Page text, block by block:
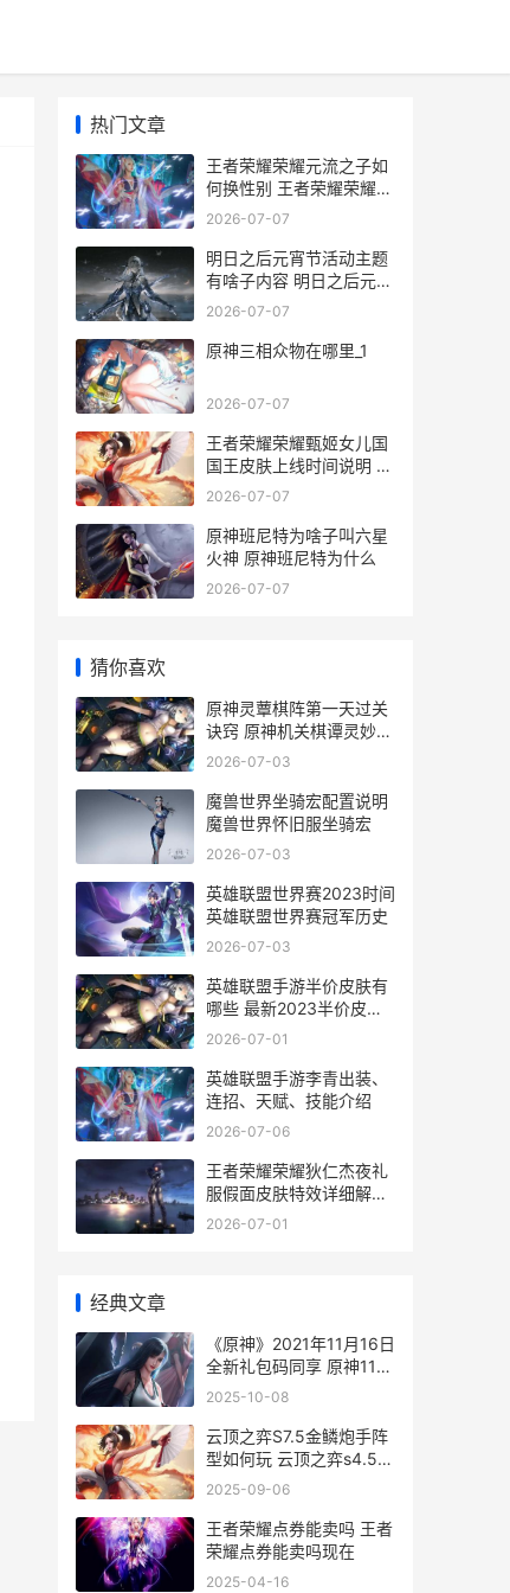
热门文章
王者荣耀荣耀元流之子如
何换性别 王者荣耀荣耀元
歌
2026-07-07
明日之后元宵节活动主题
有啥子内容 明日之后元宵
赠送npc
2026-07-07
原神三相众物在哪里_1
2026-07-07
王者荣耀荣耀甄姬女儿国
国王皮肤上线时间说明 王
者荣耀荣耀甄姬称号
2026-07-07
原神班尼特为啥子叫六星
火神 原神班尼特为什么
2026-07-07
猜你喜欢
原神灵蕈棋阵第一天过关
诀窍 原神机关棋谭灵妙之
局第三关
2026-07-03
魔兽世界坐骑宏配置说明
魔兽世界怀旧服坐骑宏
2026-07-03
英雄联盟世界赛2023时间
英雄联盟世界赛冠军历史
2026-07-03
英雄联盟手游半价皮肤有
哪些 最新2023半价皮肤
活动介绍
2026-07-01
英雄联盟手游李青出装、
连招、天赋、技能介绍
2026-07-06
王者荣耀荣耀狄仁杰夜礼
服假面皮肤特效详细解答
王者荣耀荣耀狄仁杰称号
2026-07-01
经典文章
《原神》2021年11月16日
全新礼包码同享 原神11月
11日更新
2025-10-08
云顶之弈S7.5金鳞炮手阵
型如何玩 云顶之弈s4.5黄
金奖励
2025-09-06
王者荣耀点券能卖吗 王者
荣耀点券能卖吗现在
2025-04-16